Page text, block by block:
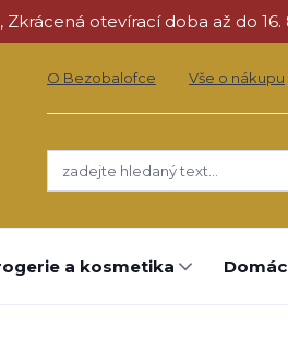
Zkrácená otevírací doba až do
O Bezobalofce Vše o nákupu
a kosmetika